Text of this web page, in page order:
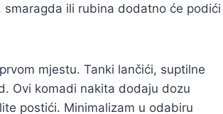
ili rubina dodatno će podići
mjestu. Tanki lančići, suptilne
Ovi komadi nakita dodaju dozu
postići. Minimalizam u odabiru